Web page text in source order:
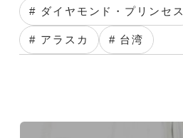
# ダイヤモンド・プリンセス
# アラスカ # 台湾